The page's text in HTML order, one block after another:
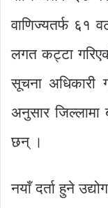
वाणिज्यतर्फ ६१
लगत कट्टा
सूचना अधिकारी
अनुसार जिल्लामा
छन् ।
नयाँ दर्ता हुने